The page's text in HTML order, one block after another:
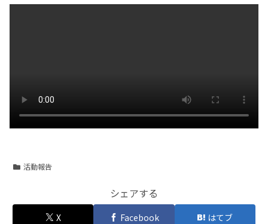
活動報告
シェアする
X Facebook はてブ